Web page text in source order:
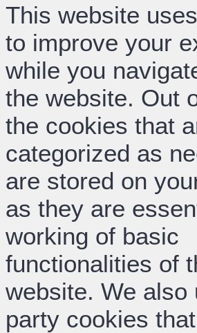
This website
to improve your
while you
the website. Out
the cookies that
categorized as
are stored on
as they are
working of basic
functionalities of
website. We also
party cookies